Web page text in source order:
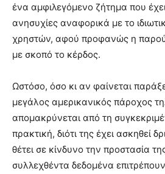
ένα αμφιλεγόμενο ζήτημα που
ανησυχίες αναφορικά με το
χρηστών, αφού προφανώς η
με σκοπό το κέρδος.
Ωστόσο, όσο κι αν φαίνεται
μεγάλος αμερικανικός πάροχος
απομακρύνεται από τη
πρακτική, διότι της έχει ασκηθεί
θέτει σε κίνδυνο την προστασία
συλλεχθέντα δεδομένα επιτρέπουν